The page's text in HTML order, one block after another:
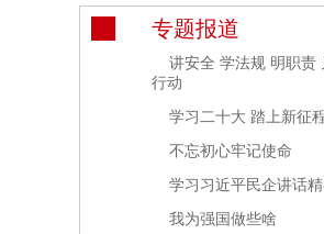
专题报道
讲安全 学法规 明职责
行动
学习二十大 踏上新征
不忘初心牢记使命
学习习近平民企讲话
我为强国做些啥